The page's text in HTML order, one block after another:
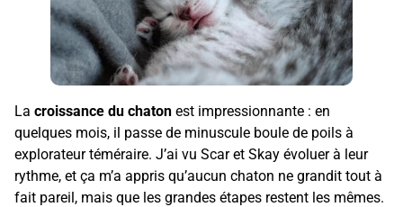
La croissance du chaton est impressionnante : en
quelques mois, il passe de minuscule boule de poils à
explorateur téméraire. J’ai vu Scar et Skay évoluer à leur
rythme, et ça m’a appris qu’aucun chaton ne grandit tout à
fait pareil, mais que les grandes étapes restent les mêmes.